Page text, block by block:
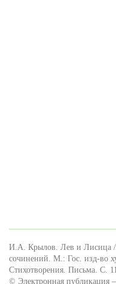
И.А. Крылов. Лев и Лисица
сочинений. М.: Гос. изд-во
Стихотворения. Письма. C.
© Электронная